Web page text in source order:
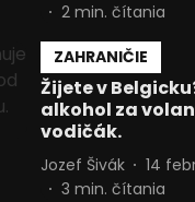
2 min. čítania
ZAHRANIČIE
Žijete v
alkohol za
vodičák.
Jozef Šivák
14
3 min. čítania